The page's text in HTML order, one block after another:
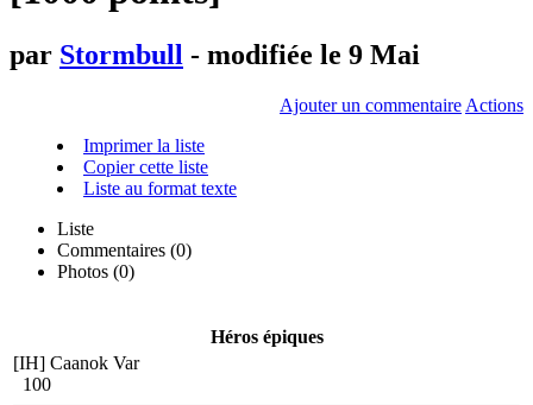
par Stormbull - modifiée le 9 Mai
Ajouter un commentaire Actions
Imprimer la liste
Copier cette liste
Liste au format texte
Liste
Commentaires (0)
Photos (0)
Héros épiques
[IH] Caanok Var
100